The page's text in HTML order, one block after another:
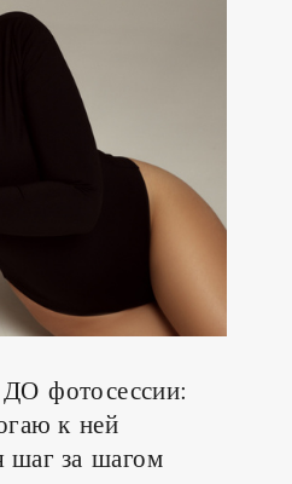
фотосессии:
к ней
шаг за шагом